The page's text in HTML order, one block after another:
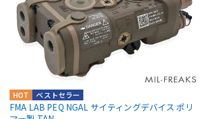
ベストセラー
HOT
FMA LAB PEQ NGAL サイティングデバイス ポリ